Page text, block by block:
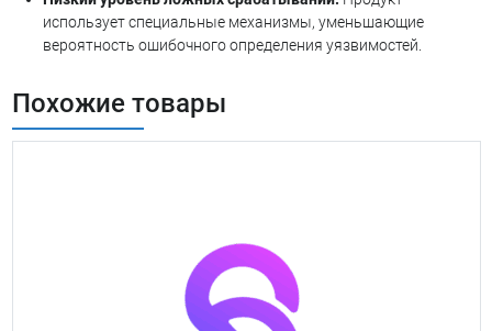
использует специальные механизмы, уменьшающие
вероятность ошибочного определения уязвимостей.
Похожие товары